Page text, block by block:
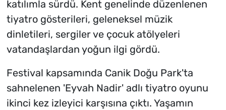
katılımla sürdü. Kent genelinde düzenlenen
tiyatro gösterileri, geleneksel müzik
dinletileri, sergiler ve çocuk atölyeleri
vatandaşlardan yoğun ilgi gördü.
Festival kapsamında Canik Doğu Park'ta
sahnelenen 'Eyvah Nadir' adlı tiyatro oyunu
ikinci kez izleyici karşısına çıktı. Yaşamın